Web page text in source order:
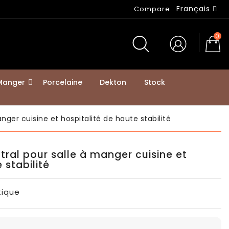
Compare Français
0
Porcelaine Dekton
Stock
cuisine et hospitalité de haute stabilité
pour salle à manger cuisine et
stabilité